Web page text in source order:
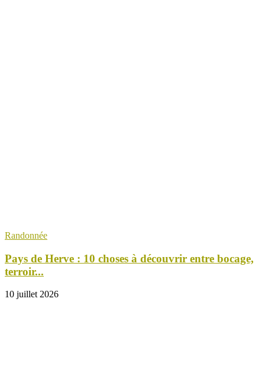
Randonnée
Pays de Herve : 10 choses à découvrir entre bocage,
terroir...
10 juillet 2026